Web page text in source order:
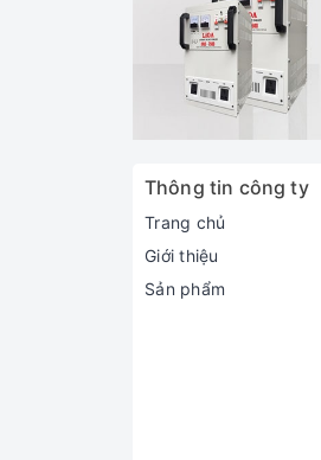
Thông tin công ty
Trang chủ
Giới thiệu
Sản phẩm